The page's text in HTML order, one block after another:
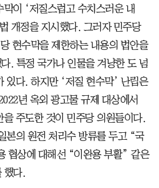
이 ‘저질스럽고 수치스러운 내
개정을 지시했다. 그러자 민주당
현수막을 제한하는 내용의 법안을
. 특정 국가나 인물을 겨냥한 도 넘
있다. 하지만 ‘저질 현수막’ 난립은
년 옥외 광고물 규제 대상에서
주도한 것이 민주당 의원들이다.
본의 원전 처리수 방류를 두고 “국
협상에 대해선 “이완용 부활” 같은
했다.